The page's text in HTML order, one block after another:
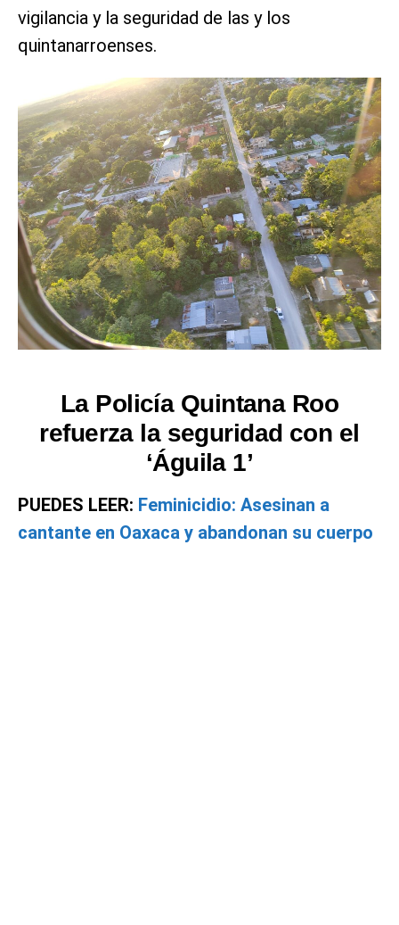
vigilancia y la seguridad de las y los
quintanarroenses.
La Policía Quintana Roo
refuerza la seguridad con el
‘Águila 1’
PUEDES LEER: Feminicidio: Asesinan a
cantante en Oaxaca y abandonan su cuerpo